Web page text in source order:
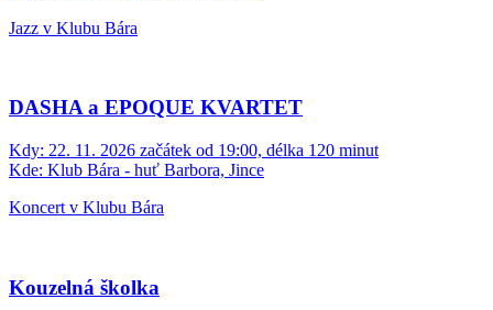
Jazz v Klubu Bára
DASHA a EPOQUE KVARTET
Kdy: 22. 11. 2026 začátek od 19:00, délka 120 minut
Kde: Klub Bára - huť Barbora, Jince
Koncert v Klubu Bára
Kouzelná školka